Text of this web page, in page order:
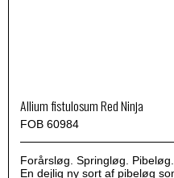
Allium fistulosum Red Ninja
FOB 60984
Forårsløg. Springløg. Pibeløg.
En dejlig ny sort af pibeløg